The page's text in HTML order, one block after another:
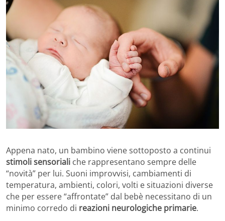
Appena nato, un bambino viene sottoposto a continui
stimoli sensoriali che rappresentano sempre delle
“novità” per lui. Suoni improvvisi, cambiamenti di
temperatura, ambienti, colori, volti e situazioni diverse
che per essere “affrontate” dal bebè necessitano di un
minimo corredo di reazioni neurologiche primarie.